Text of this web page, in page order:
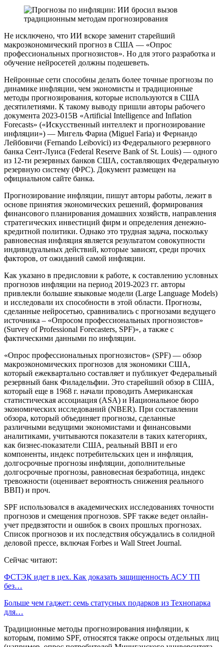
Не исключено, что ИИ вскоре заменит старейший
макроэкономический прогноз в США — «Опрос
профессиональных прогнозистов». Но для этого разработка и
обучение нейросетей должны подешеветь.
Нейронные сети способны делать более точные прогнозы по
динамике инфляции, чем экономисты и традиционные
методы прогнозирования, которые используются в США
десятилетиями. К такому выводу пришли авторы рабочего
документа 2023-015B «Artificial Intelligence and Inflation
Forecasts» («Искусственный интеллект и прогнозирование
инфляции») — Мигель Фариа (Miguel Faria) и Фернандо
Лейбовичи (Fernando Leibovici) из Федерального резервного
банка Сент-Луиса (Federal Reserve Bank of St. Louis) — одного
из 12-ти резервных банков США, составляющих Федеральную
резервную систему (ФРС). Документ размещен на
официальном сайте банка.
Прогнозирование инфляции, пишут авторы работы, лежит в
основе принятия экономических решений, формирования
финансового планирования домашних хозяйств, направления
стратегических инвестиций фирм и определения денежно-
кредитной политики. Однако это трудная задача, поскольку
равновесная инфляция является результатом совокупности
индивидуальных действий, которые зависят, среди прочих
факторов, от ожиданий самой инфляции.
Как указано в предисловии к работе, к составлению условных
прогнозов инфляции на период 2019-2023 гг. авторы
привлекли большие языковые модели (Large Language Models)
и исследовали их способности в этой области. Прогнозы,
сделанные нейросетью, сравнивались с прогнозами ведущего
источника – «Опросом профессиональных прогнозистов»
(Survey of Professional Forecasters, SPF)», а также с
фактическими данными по инфляции.
«Опрос профессиональных прогнозистов» (SPF) — обзор
макроэкономических прогнозов для экономики США,
который ежеквартально составляет и публикует Федеральный
резервный банк Филадельфии. Это старейший обзор в США,
который еще в 1968 г. начали проводить Американская
статистическая ассоциация (ASA) и Национальное бюро
экономических исследований (NBER). При составлении
обзора, который объединяет прогнозы, сделанные
различными ведущими экономистами и финансовыми
аналитиками, учитываются показатели в таких категориях,
как бизнес-показатели США, реальный ВВП и его
компоненты, индекс потребительских цен и инфляция,
долгосрочные прогнозы инфляции, дополнительные
долгосрочные прогнозы, равновесная безработица, индекс
тревожности (оценивает вероятность снижения реального
ВВП) и проч.
SPF использовался в академических исследованиях точности
прогнозов и смещения прогнозов. SPF также ведет онлайн-
учет предвзятости и ошибок в своих прошлых прогнозах.
Список прогнозов и их последствия обсуждались в солидной
деловой прессе, включая Forbes и Wall Street Journal.
Сейчас читают:
ФСТЭК идет в цех. Как доказать защищенность АСУ ТП
без…
Больше чем гаджет: семь статусных подарков из Технопарка
для…
Традиционные методы прогнозирования инфляции, к
которым, помимо SPF, относятся также опросы отдельных лиц